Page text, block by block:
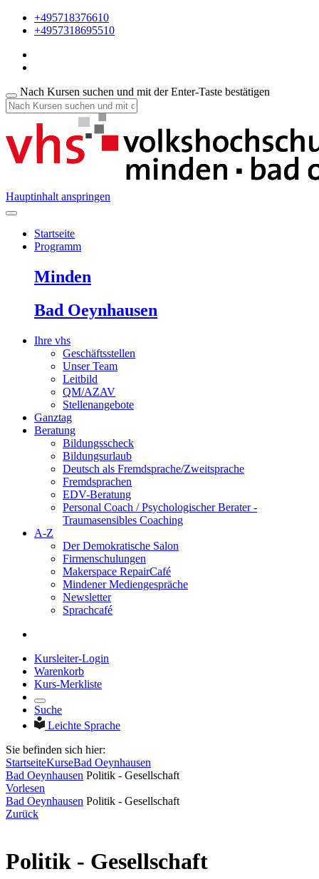
+495718376610
+4957318695510
Nach Kursen suchen und mit der Enter-Taste bestätigen
Hauptinhalt anspringen
Startseite
Programm
Minden
Bad Oeynhausen
Ihre vhs
Geschäftsstellen
Unser Team
Leitbild
QM/AZAV
Stellenangebote
Ganztag
Beratung
Bildungsscheck
Bildungsurlaub
Deutsch als Fremdsprache/Zweitsprache
Fremdsprachen
EDV-Beratung
Personal Coach / Psychologischer Berater -
Traumasensibles Coaching
A-Z
Der Demokratische Salon
Firmenschulungen
Makerspace RepairCafé
Mindener Mediengespräche
Newsletter
Sprachcafé
Kursleiter-Login
Warenkorb
Kurs-Merkliste
Suche
Leichte Sprache
Sie befinden sich hier:
StartseiteKurseBad Oeynhausen
Bad Oeynhausen Politik - Gesellschaft
Vorlesen
Bad Oeynhausen Politik - Gesellschaft
Zurück
Politik - Gesellschaft